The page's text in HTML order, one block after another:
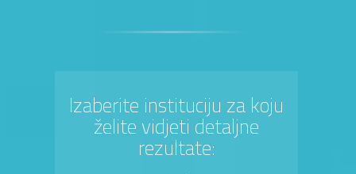
Izaberite instituciju za koju
želite vidjeti detaljne
rezultate: